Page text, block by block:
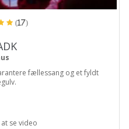
(17)
fællessang og et fyldt
se video